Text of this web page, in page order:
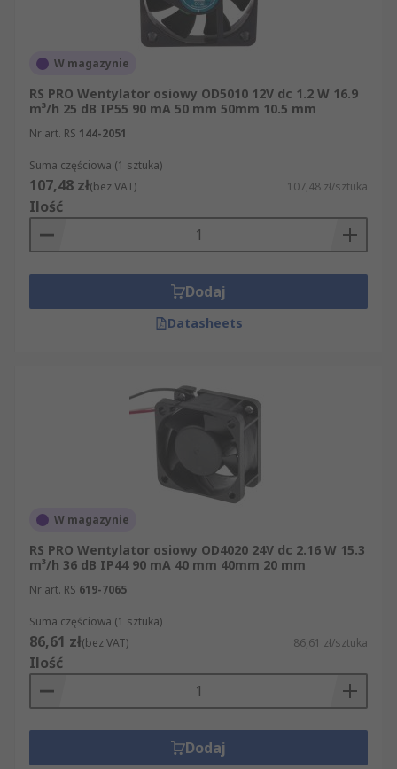
W magazynie
RS PRO Wentylator osiowy OD5010 12V dc 1.2 W 16.9
m³/h 25 dB IP55 90 mA 50 mm 50mm 10.5 mm
Nr art. RS 144-2051
Suma częściowa (1 sztuka)
107,48 zł(bez VAT) 107,48 zł/sztuka
Ilość
Dodaj
Datasheets
W magazynie
RS PRO Wentylator osiowy OD4020 24V dc 2.16 W 15.3
m³/h 36 dB IP44 90 mA 40 mm 40mm 20 mm
Nr art. RS 619-7065
Suma częściowa (1 sztuka)
86,61 zł(bez VAT) 86,61 zł/sztuka
Ilość
Dodaj